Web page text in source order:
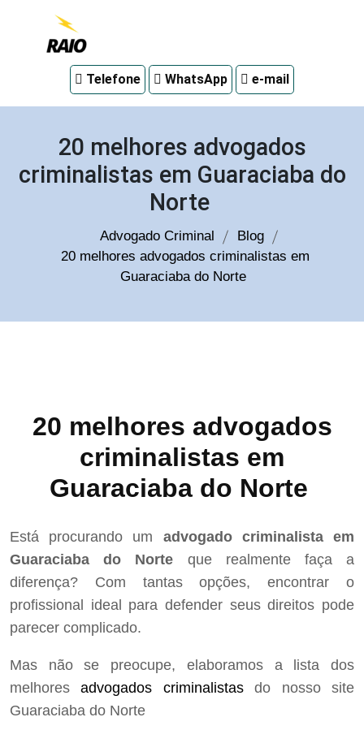
em
Telefone WhatsApp e-mail
20 melhores advogados
criminalistas em Guaraciaba do
Norte
Advogado Criminal
Blog
20 melhores advogados criminalistas em
Guaraciaba do Norte
20 melhores advogados
criminalistas em
Guaraciaba do Norte
Está procurando um advogado criminalista em
Guaraciaba do Norte que realmente faça a
diferença? Com tantas opções, encontrar o
profissional ideal para defender seus direitos pode
parecer complicado.
Mas não se preocupe, elaboramos a lista dos
melhoresadvogados criminalistasdo nosso site
Guaraciaba do Norte